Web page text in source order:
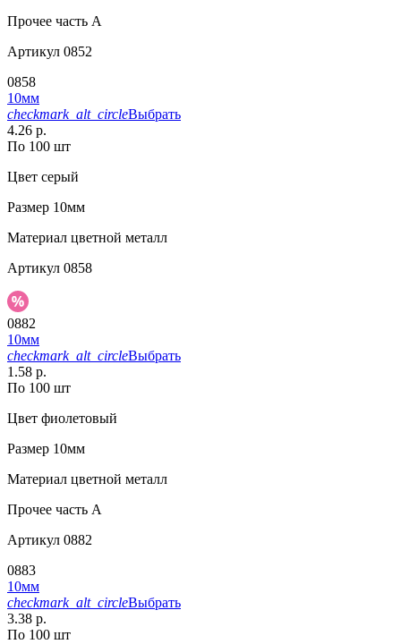
Прочее часть A
Артикул 0852
0858
10мм
checkmark_alt_circleВыбрать
4.26 р.
По 100 шт
Цвет серый
Размер 10мм
Материал цветной металл
Артикул 0858
0882
10мм
checkmark_alt_circleВыбрать
1.58 р.
По 100 шт
Цвет фиолетовый
Размер 10мм
Материал цветной металл
Прочее часть A
Артикул 0882
0883
10мм
checkmark_alt_circleВыбрать
3.38 р.
По 100 шт